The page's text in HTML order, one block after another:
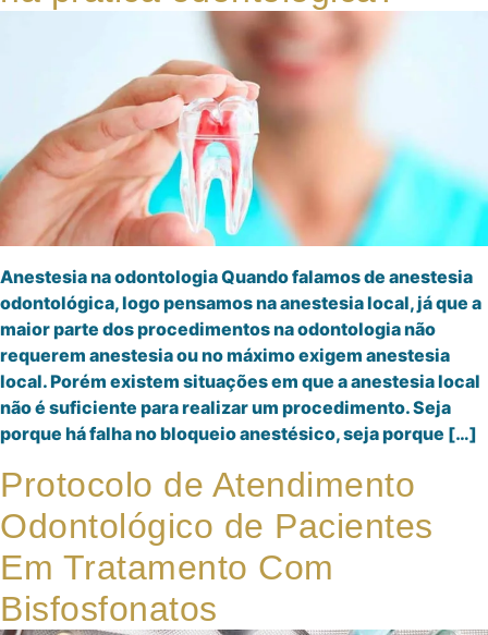
Anestesia na odontologia Quando falamos de anestesia
odontológica, logo pensamos na anestesia local, já que a
maior parte dos procedimentos na odontologia não
requerem anestesia ou no máximo exigem anestesia
local. Porém existem situações em que a anestesia local
não é suficiente para realizar um procedimento. Seja
porque há falha no bloqueio anestésico, seja porque […]
Protocolo de Atendimento
Odontológico de Pacientes
Em Tratamento Com
Bisfosfonatos